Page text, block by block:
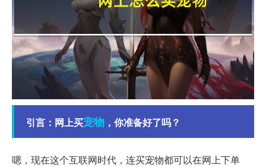
引言：网上买宠物 ，你准备好了吗？
嗯，现在这个互联网时代，连买宠物都可以在网上下单